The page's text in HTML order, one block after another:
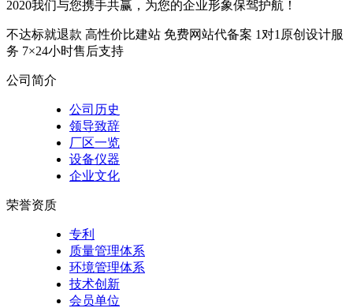
2020我们与您携手共赢，为您的企业形象保驾护航！
不达标就退款 高性价比建站 免费网站代备案 1对1原创设计服
务 7×24小时售后支持
公司简介
公司历史
领导致辞
厂区一览
设备仪器
企业文化
荣誉资质
专利
质量管理体系
环境管理体系
技术创新
会员单位